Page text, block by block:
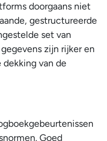
doorgaans niet
gestructureerde
set van
zijn rijker en
dekking van de
Goed